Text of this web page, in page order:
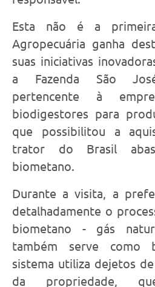
Esta não é a
Agropecuária ganha
suas iniciativas
a Fazenda São
pertencente à
biodigestores para
que possibilitou a
trator do Brasil
biometano.
Durante a visita, a
detalhadamente o
biometano - gás
também serve como
sistema utiliza dejetos
da propriedade,